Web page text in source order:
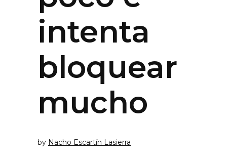
intenta
bloquear
mucho
by Nacho Escartín Lasierra